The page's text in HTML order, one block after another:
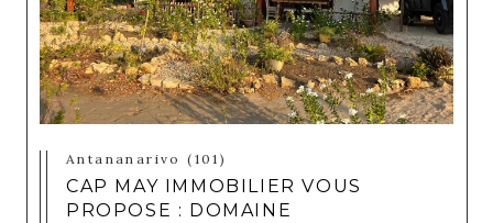
Antananarivo (101)
CAP MAY IMMOBILIER VOUS
PROPOSE : DOMAINE